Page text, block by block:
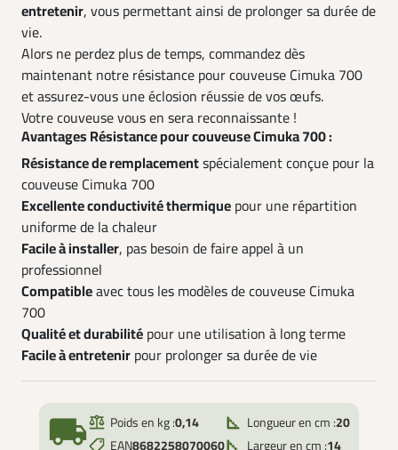
entretenir, vous permettant ainsi de prolonger sa durée de
vie.
Alors ne perdez plus de temps, commandez dès
maintenant notre résistance pour couveuse Cimuka 700
et assurez-vous une éclosion réussie de vos œufs.
Votre couveuse vous en sera reconnaissante !
Avantages Résistance pour couveuse Cimuka 700 :
Résistance de remplacementspécialement conçue pour la
couveuse Cimuka 700
Excellente conductivité thermique pour une répartition
uniforme de la chaleur
Facile à installer, pas besoin de faire appel à un
professionnel
Compatibleavec tous les modèles de couveuse Cimuka
700
Qualité et durabilité pour une utilisation à long terme
Facile à entretenir pour prolonger sa durée de vie
local_shipping Poids en kg :0,14
EAN8682258070060
Longueur en cm :20
Largeur en cm :14